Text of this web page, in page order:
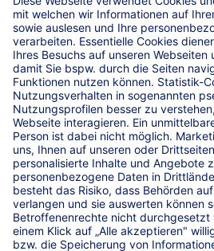
KRAVAG Truck Parking eröffnet
Truckers Life Stiftung 109.
Autohof in Merenberg an der B49.
© 2026 WIRKSTATT GmbH